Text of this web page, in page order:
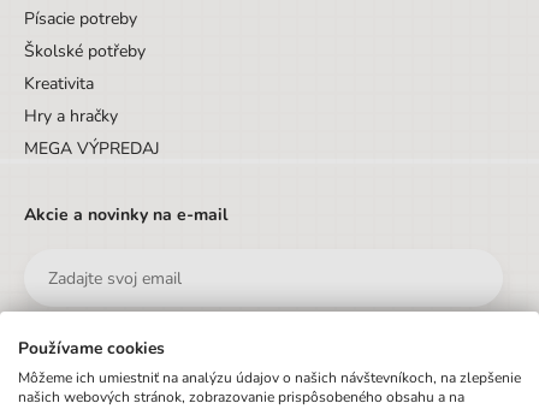
Písacie potreby
Školské potřeby
Kreativita
Hry a hračky
MEGA VÝPREDAJ
Akcie a novinky na e-mail
Používame cookies
Môžeme ich umiestniť na analýzu údajov o našich návštevníkoch, na zlepšenie
našich webových stránok, zobrazovanie prispôsobeného obsahu a na